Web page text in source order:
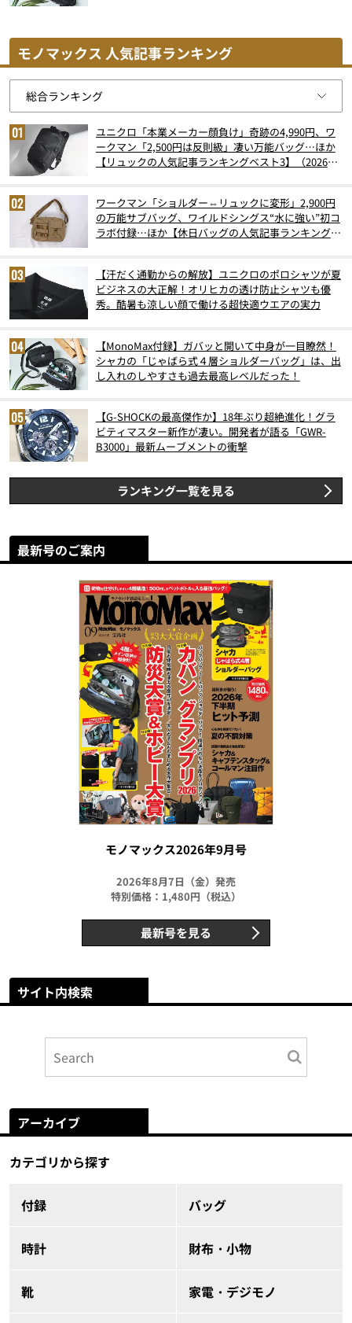
モノマックス 人気記事ランキング
ユニクロ「本業メーカー顔負け」奇跡の4,990円、ワ
ークマン「2,500円は反則級」凄い万能バッグ…ほか
【リュックの人気記事ランキングベスト3】（2026年
ワークマン「ショルダー⇔リュックに変形」2,900円
の万能サブバッグ、ワイルドシングス“水に強い”初コ
ラボ付録…ほか【休日バッグの人気記事ランキングベ
【汗だく通勤からの解放】ユニクロのポロシャツが夏
ビジネスの大正解！オリヒカの透け防止シャツも優
秀。酷暑も涼しい顔で働ける超快適ウエアの実力
【MonoMax付録】ガバッと開いて中身が一目瞭然！
シャカの「じゃばら式４層ショルダーバッグ」は、出
し入れのしやすさも過去最高レベルだった！
【G-SHOCKの最高傑作か】18年ぶり超絶進化！グラ
ビティマスター新作が凄い。開発者が語る「GWR-
B3000」最新ムーブメントの衝撃
ランキング一覧を見る
最新号のご案内
モノマックス2026年9月号
2026年8月7日（金）発売
特別価格：1,480円（税込）
最新号を見る
サイト内検索
アーカイブ
カテゴリから探す
付録 バッグ
時計 財布・小物
靴 家電・デジモノ